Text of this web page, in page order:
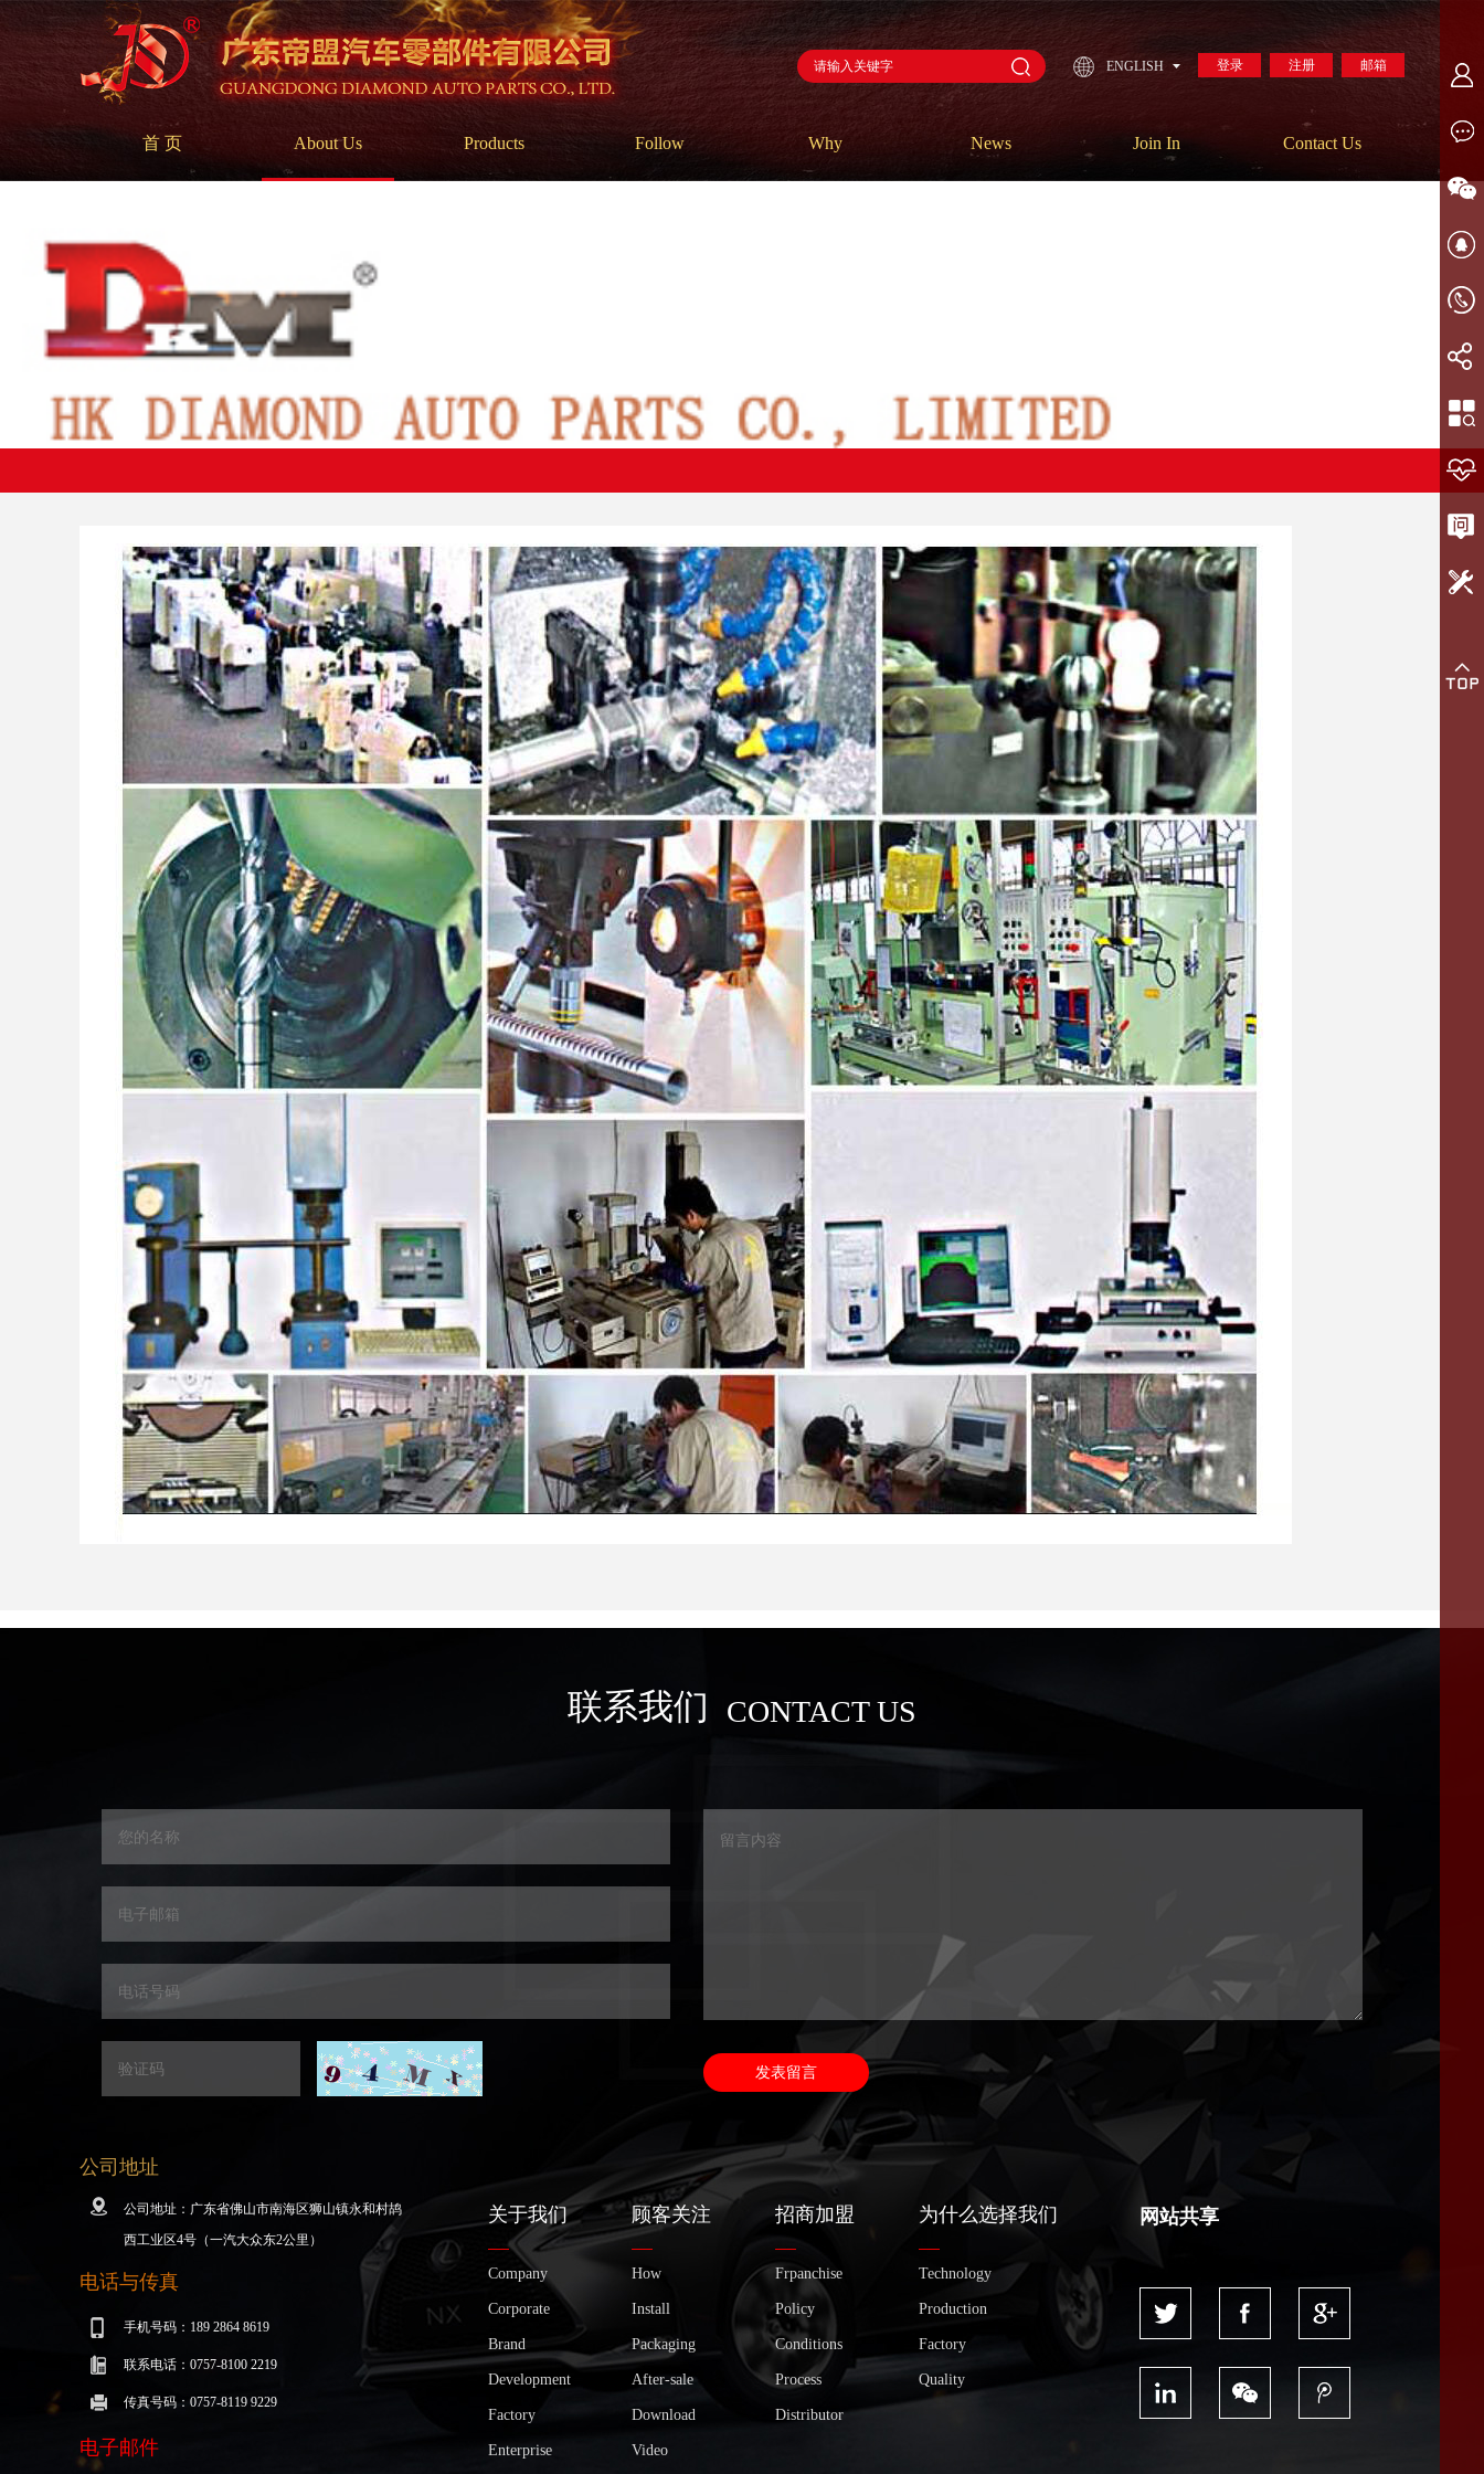
ENGLISH 登录 注册 邮箱
首 页 About Us Products Follow Why News Join In Contact Us
联系我们 CONTACT US
公司地址
公司地址：广东省佛山市南海区狮山镇永和村鸪
西工业区4号（一汽大众东2公里）
电话与传真
手机号码：189 2864 8619
联系电话：0757-8100 2219
传真号码：0757-8119 9229
电子邮件
关于我们
Company
Corporate
Brand
Development
Factory
Enterprise
顾客关注
How
Install
Packaging
After-sale
Download
Video
招商加盟
Frpanchise
Policy
Conditions
Process
Distributor
为什么选择我们
Technology
Production
Factory
Quality
网站共享